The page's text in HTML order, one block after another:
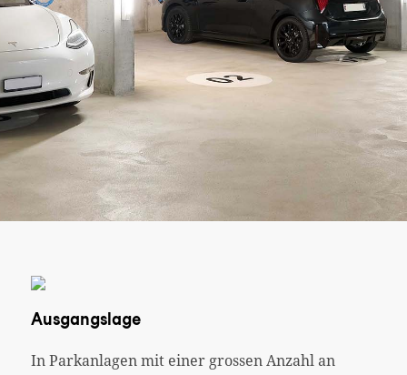
Ausgangslage
In Parkanlagen mit einer grossen Anzahl an